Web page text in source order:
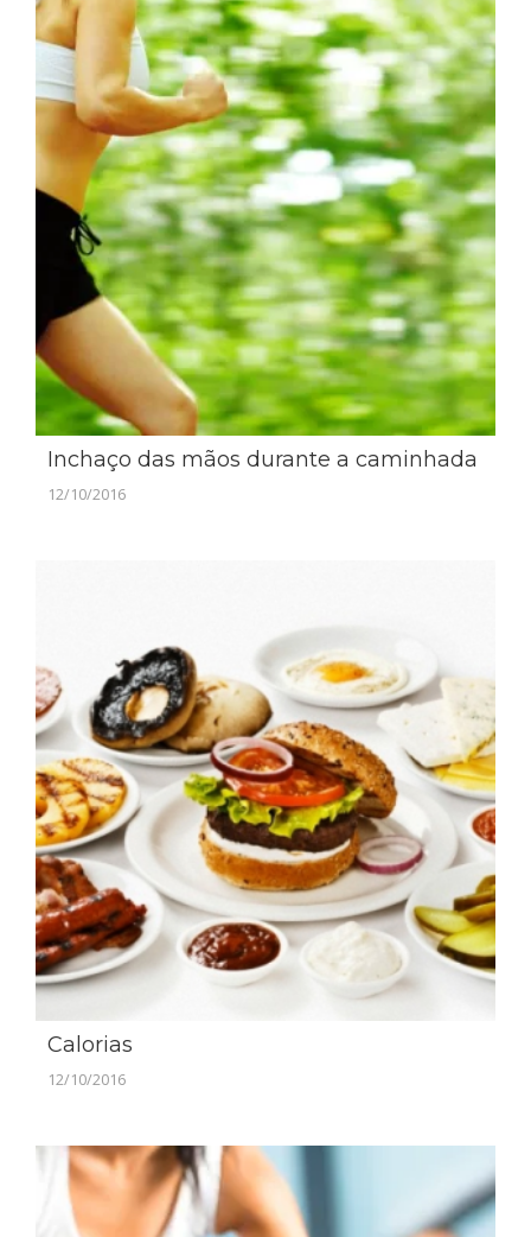
Inchaço das mãos durante a caminhada
12/10/2016
Calorias
12/10/2016